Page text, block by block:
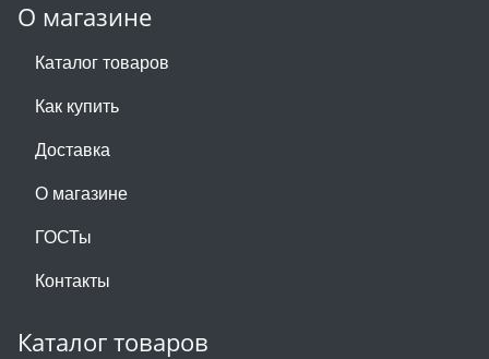
О магазине
Каталог товаров
Как купить
Доставка
О магазине
ГОСТы
Контакты
Каталог товаров